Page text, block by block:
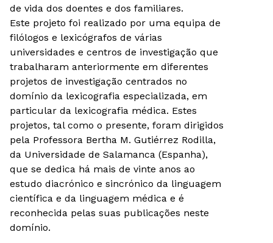
de vida dos doentes e dos familiares.
Este projeto foi realizado por uma equipa de
filólogos e lexicógrafos de várias
universidades e centros de investigação que
trabalharam anteriormente em diferentes
projetos de investigação centrados no
domínio da lexicografia especializada, em
particular da lexicografia médica. Estes
projetos, tal como o presente, foram dirigidos
pela Professora Bertha M. Gutiérrez Rodilla,
da Universidade de Salamanca (Espanha),
que se dedica há mais de vinte anos ao
estudo diacrónico e sincrónico da linguagem
científica e da linguagem médica e é
reconhecida pelas suas publicações neste
domínio.